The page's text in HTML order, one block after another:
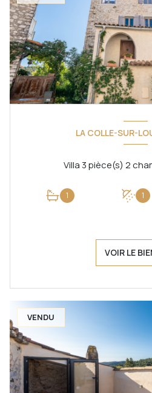
LA COLLE-SUR-
1 1
VOIR LE
VENDU